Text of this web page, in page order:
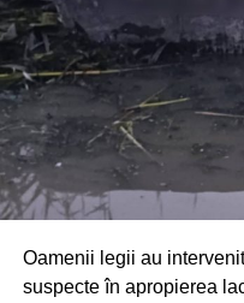
limitarea pagubelor.
Oamenii legii au
suspecte în apropierea